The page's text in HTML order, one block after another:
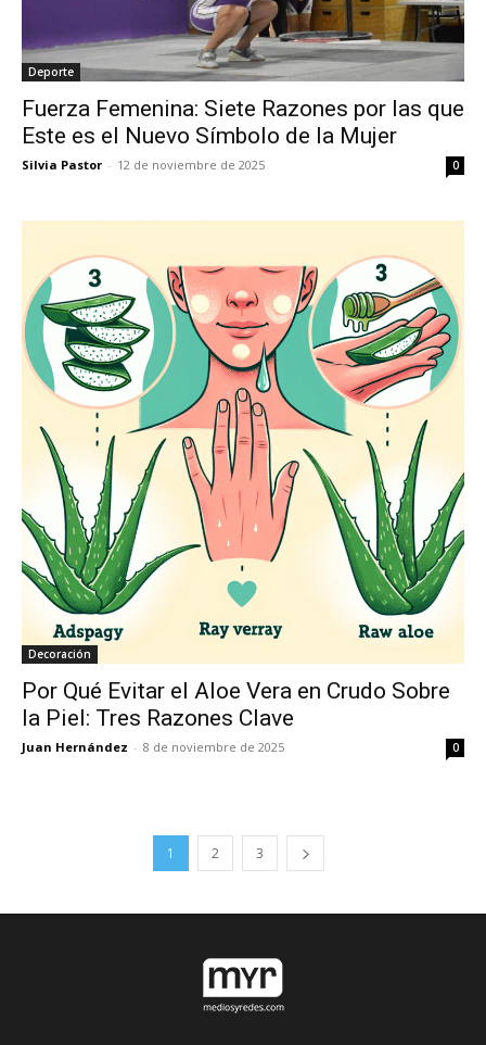
Deporte
Fuerza Femenina: Siete Razones por las que
Este es el Nuevo Símbolo de la Mujer
Silvia Pastor - 12 de noviembre de 2025 0
Decoración
Por Qué Evitar el Aloe Vera en Crudo Sobre
la Piel: Tres Razones Clave
Juan Hernández - 8 de noviembre de 2025 0
1 2 3